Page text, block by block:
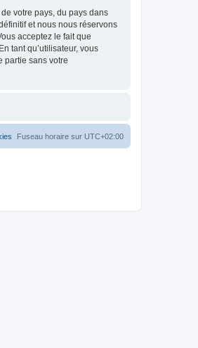
votre pays, du pays dans
et nous nous réservons
acceptez le fait que
tant qu’utilisateur, vous
partie sans votre
Fuseau horaire sur UTC+02:00